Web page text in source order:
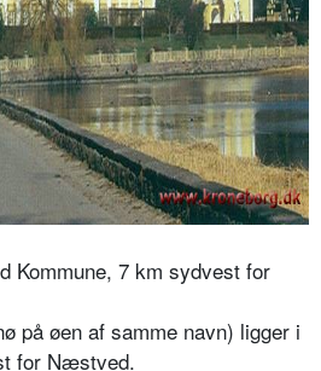
Kommune, 7 km sydvest for
på øen af samme navn) ligger i
for Næstved.